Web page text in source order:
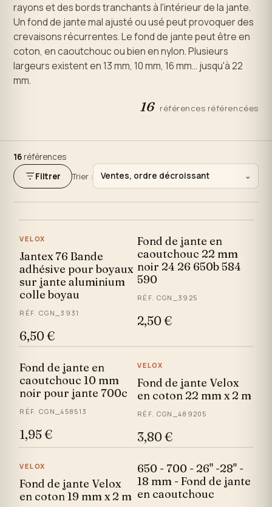
rayons et des bords tranchants à l'intérieur de la jante.
Un fond de jante mal ajusté ou usé peut provoquer des
crevaisons récurrentes. Le fond de jante peut être en
coton, en caoutchouc ou bien en nylon. Plusieurs
largeurs existent en 13 mm, 10 mm, 16 mm... jusqu'à 22
mm.
16 références référencées
16 références
Filtrer
Trier : Ventes, ordre décroissant ⌄
VELOX
Jantex 76 Bande
adhésive pour boyaux
sur jante aluminium
colle boyau
RÉF. CGN_3931
6,50 €
Fond de jante en
caoutchouc 22 mm
noir 24 26 650b 584
590
RÉF. CGN_3925
2,50 €
Fond de jante en
caoutchouc 10 mm
noir pour jante 700c
RÉF. CGN_458513
1,95 €
VELOX
Fond de jante Velox
en coton 22 mm x 2 m
RÉF. CGN_489205
3,80 €
VELOX
Fond de jante Velox
en coton 19 mm x 2 m
650 - 700 - 26" -28" -
18 mm - Fond de jante
en caoutchouc